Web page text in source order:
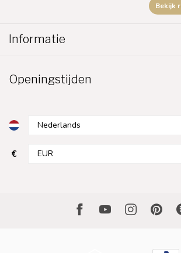
Bekijk
Informatie
Openingstijden
€